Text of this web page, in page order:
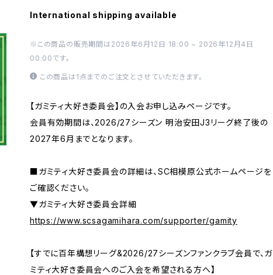
International shipping available
※この商品の販売期間は2026年6月12日 18:00 ~ 2026年12月4日
00:00です。
この商品は1点までのご注文とさせていただきます。
【ガミティ大好き委員会】の入会お申し込みページです。
会員有効期間は、2026/27シーズン 明治安田J3リーグ終了後の
2027年6月までとなります。
■ガミティ大好き委員会の詳細は、SC相模原公式ホームページを
ご確認ください。
▼ガミティ大好き委員会詳細
https://www.scsagamihara.com/supporter/gamity
【すでに百年構想リーグ&2026/27シーズンファンクラブ会員で、ガ
ミティ大好き委員会へのご入会を希望される方へ】